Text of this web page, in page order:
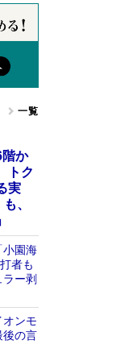
一覧
階か
トク
実
、
小園海
者も
ー剥
ンモ
の言